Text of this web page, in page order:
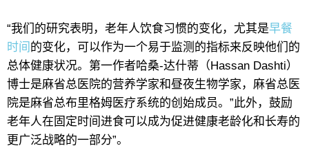
“我们的研究表明，老年人饮食习惯的变化，尤其是早餐
时间 的变化，可以作为一个易于监测的指标来反映他们的
总体健康状况。第一作者哈桑-达什蒂（Hassan Dashti）
博士是麻省总医院的营养学家和昼夜生物学家，麻省总医
院是麻省总布里格姆医疗系统的创始成员。”此外，鼓励
老年人在固定时间进食可以成为促进健康老龄化和长寿的
更广泛战略的一部分”。